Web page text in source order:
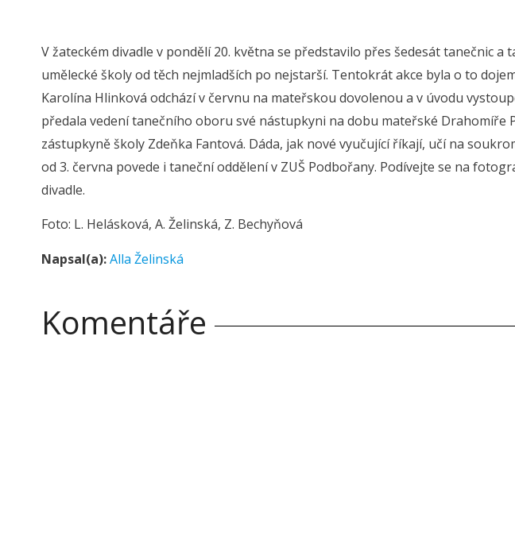
V žateckém divadle v pondělí 20. května se představilo přes šedesát tanečnic a
umělecké školy od těch nejmladších po nejstarší. Tentokrát akce byla o to
Karolína Hlinková odchází v červnu na mateřskou dovolenou a v úvodu
předala vedení tanečního oboru své nástupkyni na dobu mateřské Drahomíře
zástupkyně školy Zdeňka Fantová. Dáda, jak nové vyučující říkají, učí na
od 3. června povede i taneční oddělení v ZUŠ Podbořany. Podívejte se na
divadle.
Foto: L. Helásková, A. Želinská, Z. Bechyňová
Napsal(a):Alla Želinská
Komentáře